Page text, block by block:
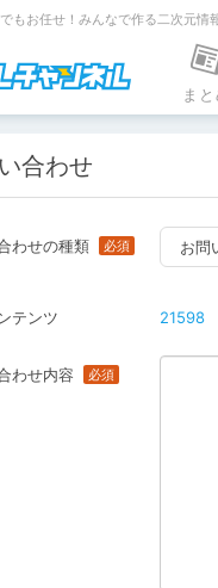
もお任せ！みんなで作る二次元情
DLチャンネ
ま
合わせ
わせの種類 お問
テンツ 21598
わせ内容